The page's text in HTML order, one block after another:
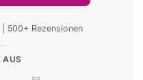
500+ Rezensionen
AUS